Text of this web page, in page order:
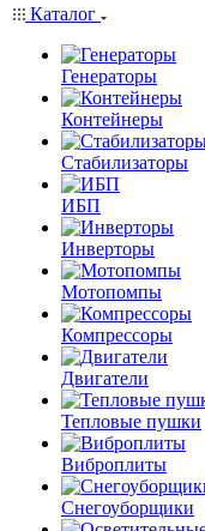
Каталог
Генераторы
Контейнеры
Стабилизаторы
ИБП
Инверторы
Мотопомпы
Компрессоры
Двигатели
Тепловые пушки
Виброплиты
Снегоуборщики